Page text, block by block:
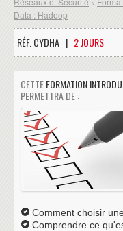
>
Data : Hadoop
RÉF. CYDHA | 2 JOURS
CETTEFORMATION
PERMETTRA DE :
Comment choisir
Comprendre ce